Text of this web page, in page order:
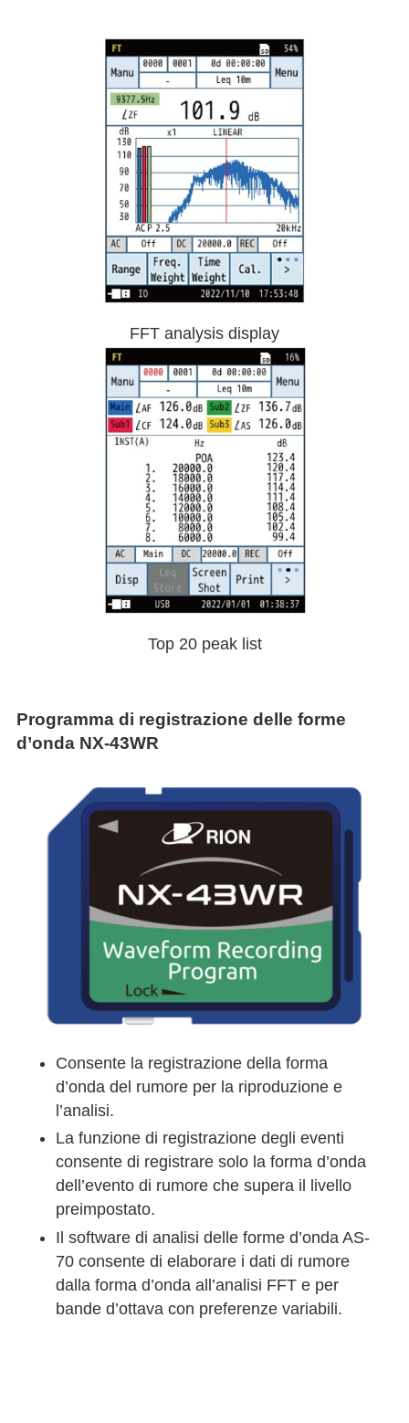
FFT analysis display
Top 20 peak list
Programma di registrazione delle forme
d’onda NX-43WR
Consente la registrazione della forma
d’onda del rumore per la riproduzione e
l’analisi.
La funzione di registrazione degli eventi
consente di registrare solo la forma d’onda
dell’evento di rumore che supera il livello
preimpostato.
Il software di analisi delle forme d’onda AS-
70 consente di elaborare i dati di rumore
dalla forma d’onda all’analisi FFT e per
bande d’ottava con preferenze variabili.